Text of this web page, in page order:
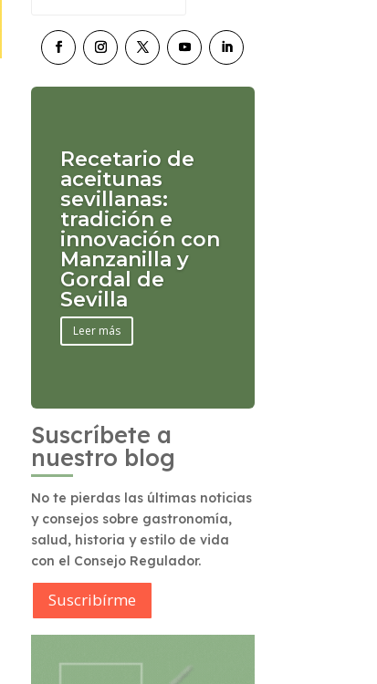
Recetario de
aceitunas
sevillanas:
tradición e
innovación con
Manzanilla y
Gordal de
Sevilla
Leer más
Suscríbete a
nuestro blog
No te pierdas las últimas noticias
y consejos sobre gastronomía,
salud, historia y estilo de vida
con el Consejo Regulador.
Suscribírme